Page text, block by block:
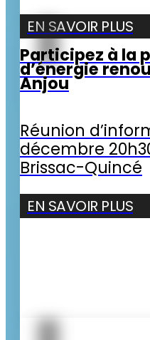
EN SAVOIR PLUS
Participez à la
d’énergie
Anjou
Réunion
décembre
Brissac-Quincé
EN SAVOIR PLUS